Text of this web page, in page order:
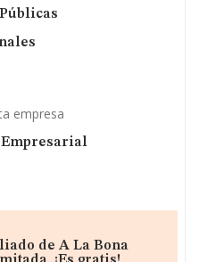
empresa
de A La Bona